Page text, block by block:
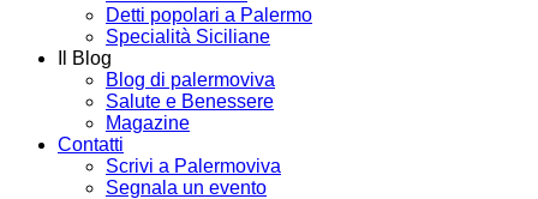
Detti popolari a Palermo
Specialità Siciliane
Il Blog
Blog di palermoviva
Salute e Benessere
Magazine
Contatti
Scrivi a Palermoviva
Segnala un evento